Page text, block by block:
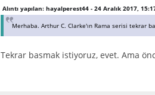
Alıntı yapılan: hayalperest44 - 24 Aralık 2017,
Merhaba. Arthur C. Clarke'ın Rama serisi tekrar
Tekrar basmak istiyoruz, evet. Ama